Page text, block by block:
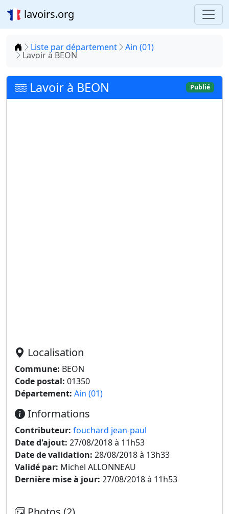
lavoirs.org
Accueil
Liste par département Ain (01)
Lavoir à BEON
Lavoir à BEON Publié
Localisation
Commune: BEON
Code postal: 01350
Département: Ain (01)
Informations
Contributeur: fouchard jean-paul
Date d'ajout: 27/08/2018 à 11h53
Date de validation: 28/08/2018 à 13h33
Validé par: Michel ALLONNEAU
Dernière mise à jour: 27/08/2018 à 11h53